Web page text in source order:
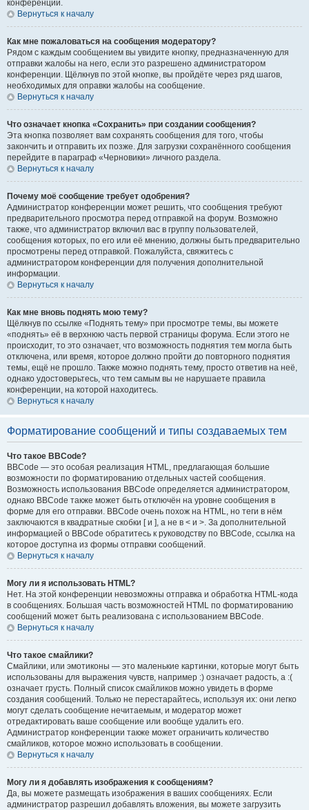
конференции.
Вернуться к началу
Как мне пожаловаться на сообщения модератору?
Рядом с каждым сообщением вы увидите кнопку, предназначенную для
отправки жалобы на него, если это разрешено администратором
конференции. Щёлкнув по этой кнопке, вы пройдёте через ряд шагов,
необходимых для оправки жалобы на сообщение.
Вернуться к началу
Что означает кнопка «Сохранить» при создании сообщения?
Эта кнопка позволяет вам сохранять сообщения для того, чтобы
закончить и отправить их позже. Для загрузки сохранённого сообщения
перейдите в параграф «Черновики» личного раздела.
Вернуться к началу
Почему моё сообщение требует одобрения?
Администратор конференции может решить, что сообщения требуют
предварительного просмотра перед отправкой на форум. Возможно
также, что администратор включил вас в группу пользователей,
сообщения которых, по его или её мнению, должны быть предварительно
просмотрены перед отправкой. Пожалуйста, свяжитесь с
администратором конференции для получения дополнительной
информации.
Вернуться к началу
Как мне вновь поднять мою тему?
Щёлкнув по ссылке «Поднять тему» при просмотре темы, вы можете
«поднять» её в верхнюю часть первой страницы форума. Если этого не
происходит, то это означает, что возможность поднятия тем могла быть
отключена, или время, которое должно пройти до повторного поднятия
темы, ещё не прошло. Также можно поднять тему, просто ответив на неё,
однако удостоверьтесь, что тем самым вы не нарушаете правила
конференции, на которой находитесь.
Вернуться к началу
Форматирование сообщений и типы создаваемых тем
Что такое BBCode?
BBCode — это особая реализация HTML, предлагающая большие
возможности по форматированию отдельных частей сообщения.
Возможность использования BBCode определяется администратором,
однако BBCode также может быть отключён на уровне сообщения в
форме для его отправки. BBCode очень похож на HTML, но теги в нём
заключаются в квадратные скобки [ и ], а не в < и >. За дополнительной
информацией о BBCode обратитесь к руководству по BBCode, ссылка на
которое доступна из формы отправки сообщений.
Вернуться к началу
Могу ли я использовать HTML?
Нет. На этой конференции невозможны отправка и обработка HTML-кода
в сообщениях. Большая часть возможностей HTML по форматированию
сообщений может быть реализована с использованием BBCode.
Вернуться к началу
Что такое смайлики?
Смайлики, или эмотиконы — это маленькие картинки, которые могут быть
использованы для выражения чувств, например :) означает радость, а :(
означает грусть. Полный список смайликов можно увидеть в форме
создания сообщений. Только не перестарайтесь, используя их: они легко
могут сделать сообщение нечитаемым, и модератор может
отредактировать ваше сообщение или вообще удалить его.
Администратор конференции также может ограничить количество
смайликов, которое можно использовать в сообщении.
Вернуться к началу
Могу ли я добавлять изображения к сообщениям?
Да, вы можете размещать изображения в ваших сообщениях. Если
администратор разрешил добавлять вложения, вы можете загрузить